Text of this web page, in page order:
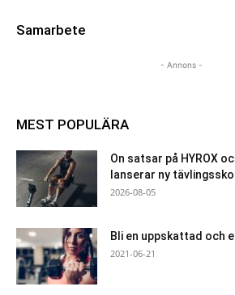
Samarbete
- Annons -
MEST POPULÄRA
On satsar på HYROX
lanserar ny
2026-08-05
Bli en uppskattad och
2021-06-21